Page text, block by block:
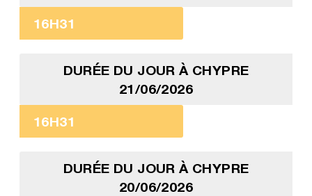
16H31
DURÉE DU JOUR À CHYPRE
21/06/2026
16H31
DURÉE DU JOUR À CHYPRE
20/06/2026